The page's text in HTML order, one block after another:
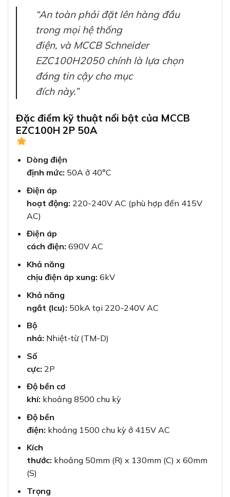
“An toàn phải đặt lên hàng đầu
trong mọi hệ thống
điện, và MCCB Schneider
EZC100H2050 chính là lựa chọn
đáng tin cậy cho mục
đích này.”
Đặc điểm kỹ thuật nổi bật của MCCB
EZC100H 2P 50A
Dòng điện
định mức: 50A ở 40°C
Điện áp
hoạt động: 220-240V AC (phù hợp đến 415V
AC)
Điện áp
cách điện: 690V AC
Khả năng
chịu điện áp xung: 6kV
Khả năng
ngắt (Icu): 50kA tại 220-240V AC
Bộ
nhả: Nhiệt-từ (TM-D)
Số
cực: 2P
Độ bền cơ
khí: khoảng 8500 chu kỳ
Độ bền
điện: khoảng 1500 chu kỳ ở 415V AC
Kích
thước: khoảng 50mm (R) x 130mm (C) x 60mm
(S)
Trọng